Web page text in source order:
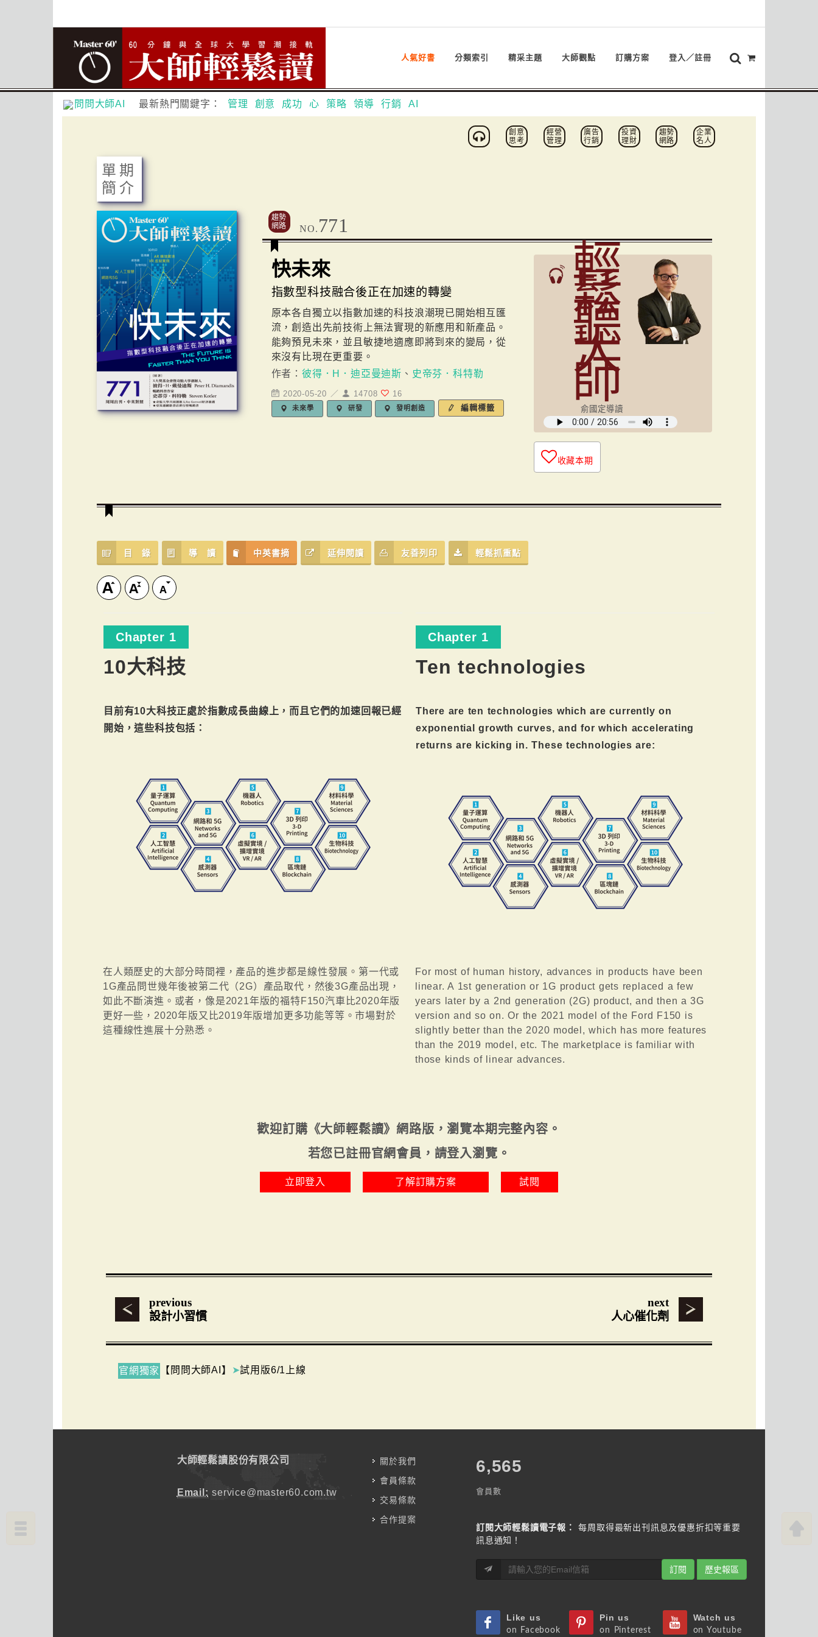
人氣好書 分類索引 精采主題 大師觀點 訂購方案 登入／註冊
問問大師AI 最新熱門關鍵字： 管理 創意 成功 心 策略 領導 行銷 AI
創意
思考
經營
管理
廣告
行銷
投資
理財
趨勢
網路
企業
名人
單期
簡介
趨勢
網路
NO. 771
快未來
指數型科技融合後正在加速的轉變
原本各自獨立以指數加速的科技浪潮現已開始相互匯
流，創造出先前技術上無法實現的新應用和新產品。
能夠預見未來，並且敏捷地適應即將到來的變局，從
來沒有比現在更重要。
作者： 彼得．H．迪亞曼迪斯 、 史帝芬．科特勒
2020-05-20 ／ 14708 16
未來學 研發 發明創造 編輯標籤
輕
鬆
聽
大
師
俞國定導讀
收藏本期
目 錄 導 讀 中英書摘 延伸閱讀 友善列印 輕鬆抓重點
Chapter 1
10大科技
目前有10大科技正處於指數成長曲線上，而且它們的加速回報已經
開始，這些科技包括：
Chapter 1
Ten technologies
There are ten technologies which are currently on
exponential growth curves, and for which accelerating
returns are kicking in. These technologies are:
在人類歷史的大部分時間裡，產品的進步都是線性發展。第一代或
1G產品問世幾年後被第二代（2G）產品取代，然後3G產品出現，
如此不斷演進。或者，像是2021年版的福特F150汽車比2020年版
更好一些，2020年版又比2019年版增加更多功能等等。市場對於
這種線性進展十分熟悉。
For most of human history, advances in products have been
linear. A 1st generation or 1G product gets replaced a few
years later by a 2nd generation (2G) product, and then a 3G
version and so on. Or the 2021 model of the Ford F150 is
slightly better than the 2020 model, which has more features
than the 2019 model, etc. The marketplace is familiar with
those kinds of linear advances.
歡迎訂購《大師輕鬆讀》網路版，瀏覽本期完整內容。
若您已註冊官網會員，請登入瀏覽。
立即登入 了解訂購方案 試閱
previous
設計小習慣
next
人心催化劑
官網獨家 【問問大師AI】 ➤試用版6/1上線
大師輕鬆讀股份有限公司
Email: service@master60.com.tw
關於我們
會員條款
交易條款
合作提案
7,787
會員數
訂閱大師輕鬆讀電子報：
每周取得最新出刊訊息及優惠折扣等重要
訊息通知！
訂閱 歷史報區
Like us
on Facebook
Pin us
on Pinterest
Watch us
on Youtube